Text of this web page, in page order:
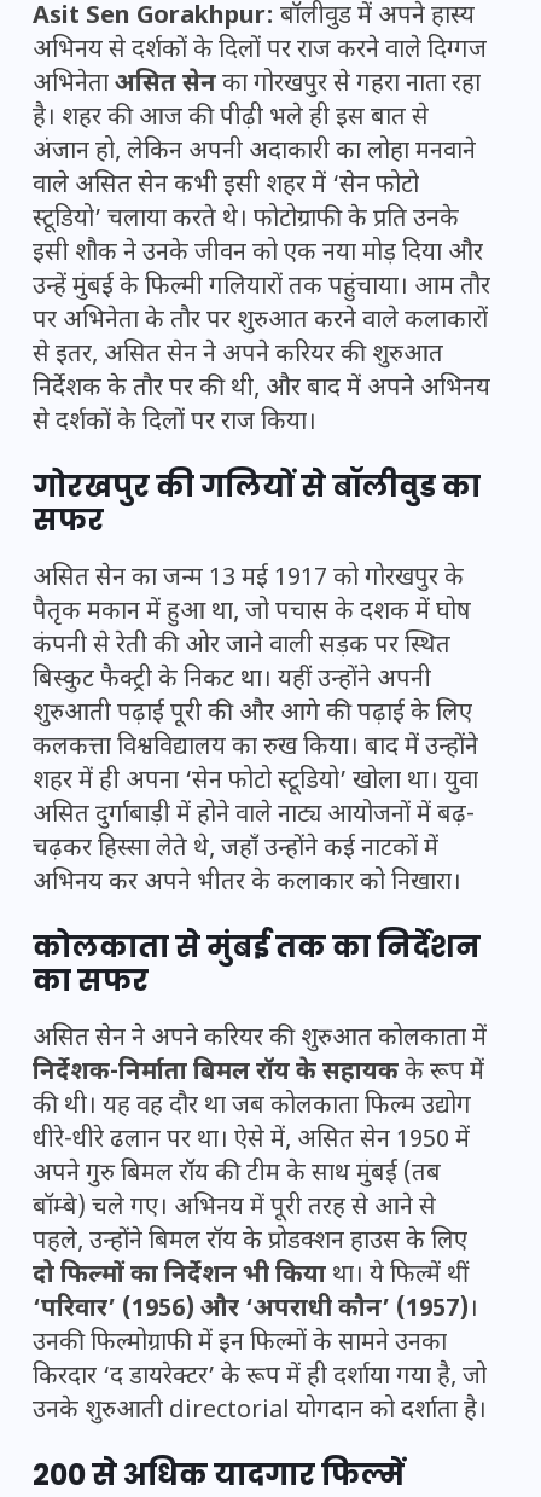
Asit Sen Gorakhpur: बॉलीवुड में अपने हास्य
अभिनय से दर्शकों के दिलों पर राज करने वाले दिग्गज
अभिनेताअसित सेनका गोरखपुर से गहरा नाता रहा
है। शहर की आज की पीढ़ी भले ही इस बात से
अंजान हो, लेकिन अपनी अदाकारी का लोहा मनवाने
वाले असित सेन कभी इसी शहर में ‘सेन फोटो
स्टूडियो’ चलाया करते थे। फोटोग्राफी के प्रति उनके
इसी शौक ने उनके जीवन को एक नया मोड़ दिया और
उन्हें मुंबई के फिल्मी गलियारों तक पहुंचाया। आम तौर
पर अभिनेता के तौर पर शुरुआत करने वाले कलाकारों
से इतर, असित सेन ने अपने करियर की शुरुआत
निर्देशक के तौर पर की थी, और बाद में अपने अभिनय
से दर्शकों के दिलों पर राज किया।
गोरखपुर की गलियों से बॉलीवुड का
सफर
असित सेन का जन्म 13 मई 1917 को गोरखपुर के
पैतृक मकान में हुआ था, जो पचास के दशक में घोष
कंपनी से रेती की ओर जाने वाली सड़क पर स्थित
बिस्कुट फैक्ट्री के निकट था। यहीं उन्होंने अपनी
शुरुआती पढ़ाई पूरी की और आगे की पढ़ाई के लिए
कलकत्ता विश्वविद्यालय का रुख किया। बाद में उन्होंने
शहर में ही अपना ‘सेन फोटो स्टूडियो’ खोला था। युवा
असित दुर्गाबाड़ी में होने वाले नाट्य आयोजनों में बढ़-
चढ़कर हिस्सा लेते थे, जहाँ उन्होंने कई नाटकों में
अभिनय कर अपने भीतर के कलाकार को निखारा।
कोलकाता से मुंबई तक का निर्देशन
का सफर
असित सेन ने अपने करियर की शुरुआत कोलकाता में
निर्देशक-निर्माता बिमल रॉय के सहायकके रूप में
की थी। यह वह दौर था जब कोलकाता फिल्म उद्योग
धीरे-धीरे ढलान पर था। ऐसे में, असित सेन 1950 में
अपने गुरु बिमल रॉय की टीम के साथ मुंबई (तब
बॉम्बे) चले गए। अभिनय में पूरी तरह से आने से
पहले, उन्होंने बिमल रॉय के प्रोडक्शन हाउस के लिए
दो फिल्मों का निर्देशन भी किया था। ये फिल्में थीं
‘परिवार’ (1956) और ‘अपराधी कौन’ (1957)।
उनकी फिल्मोग्राफी में इन फिल्मों के सामने उनका
किरदार ‘द डायरेक्टर’ के रूप में ही दर्शाया गया है, जो
उनके शुरुआती directorial योगदान को दर्शाता है।
200 से अधिक यादगार फिल्में